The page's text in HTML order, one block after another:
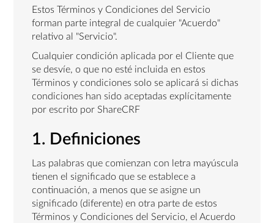
Estos Términos y Condiciones del Servicio
forman parte integral de cualquier "Acuerdo"
relativo al "Servicio".
Cualquier condición aplicada por el Cliente que
se desvíe, o que no esté incluida en estos
Términos y condiciones solo se aplicará si dichas
condiciones han sido aceptadas explícitamente
por escrito por ShareCRF
1. Definiciones
Las palabras que comienzan con letra mayúscula
tienen el significado que se establece a
continuación, a menos que se asigne un
significado (diferente) en otra parte de estos
Términos y Condiciones del Servicio, el Acuerdo